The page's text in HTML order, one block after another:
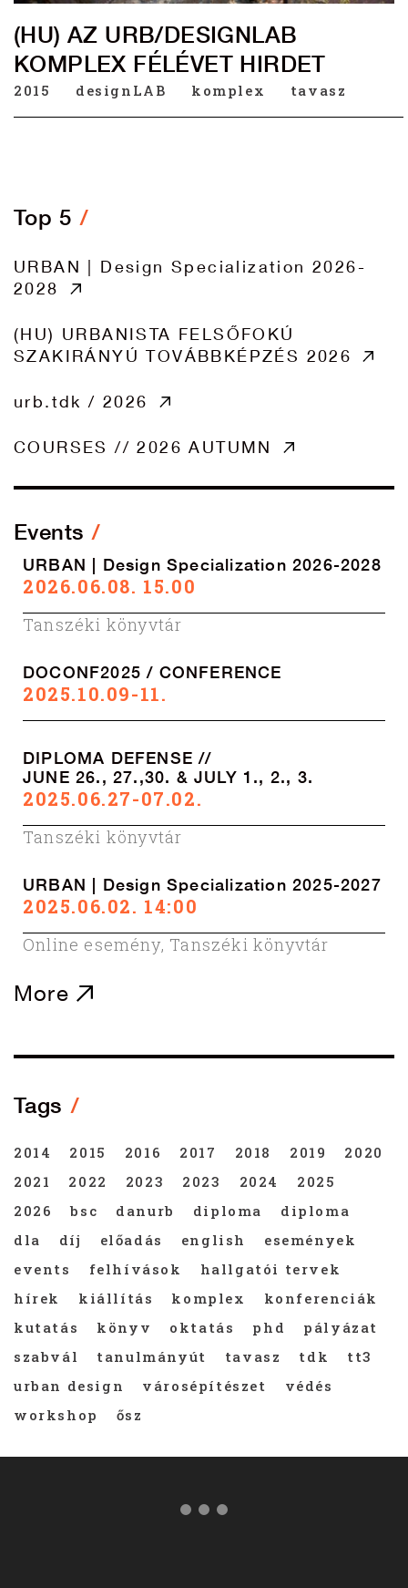
(HU) AZ URB/DESIGNLAB
KOMPLEX FÉLÉVET HIRDET
2015 designLAB komplex tavasz
Top 5
URBAN | Design Specialization 2026-
2028
(HU) URBANISTA FELSŐFOKÚ
SZAKIRÁNYÚ TOVÁBBKÉPZÉS 2026
urb.tdk / 2026
COURSES // 2026 AUTUMN
Events
URBAN | Design Specialization 2026-2028
2026.06.08. 15.00
Tanszéki könyvtár
DOCONF2025 / CONFERENCE
2025.10.09-11.
DIPLOMA DEFENSE //
JUNE 26., 27.,30. & JULY 1., 2., 3.
2025.06.27-07.02.
Tanszéki könyvtár
URBAN | Design Specialization 2025-2027
2025.06.02. 14:00
Online esemény, Tanszéki könyvtár
More
Tags
2014 2015 2016 2017 2018 2019
2020
2021
2022 2023 2023 2024
2025
2026
bsc danurb diploma
diploma
dla
díj előadás english
események
events
felhívások
hallgatói tervek
hírek
kiállítás komplex
konferenciák
kutatás
könyv oktatás phd
pályázat
szabvál
tanulmányút tavasz tdk
tt3
urban design
városépítészet
védés
workshop
ősz